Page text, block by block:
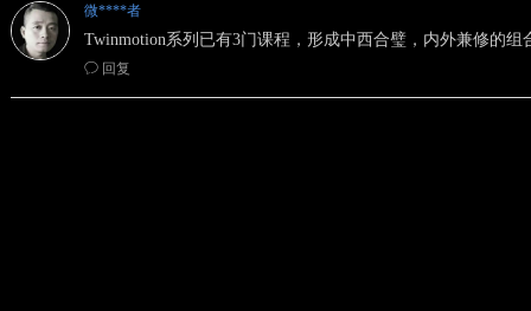
微****者
Twinmotion系列已有3门课程，形成中西合璧，内外兼修的组
ꂖ 回复